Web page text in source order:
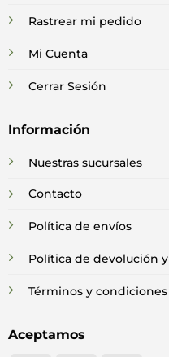
Rastrear mi pedido
Mi Cuenta
Cerrar Sesión
Información
Nuestras sucursales
Contacto
Política de envíos
Política de devolución
Términos y condiciones
Aceptamos